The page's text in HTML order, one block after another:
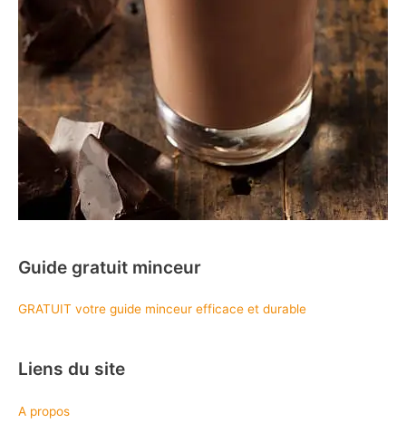
Guide gratuit minceur
GRATUIT votre guide minceur efficace et durable
Liens du site
A propos